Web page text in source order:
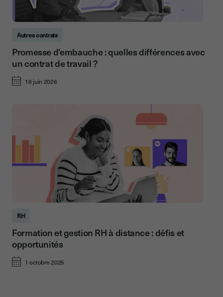
Autres contrats
Promesse d'embauche : quelles différences avec
un contrat de travail ?
16 juin 2026
RH
Formation et gestion RH à distance : défis et
opportunités
1 octobre 2025